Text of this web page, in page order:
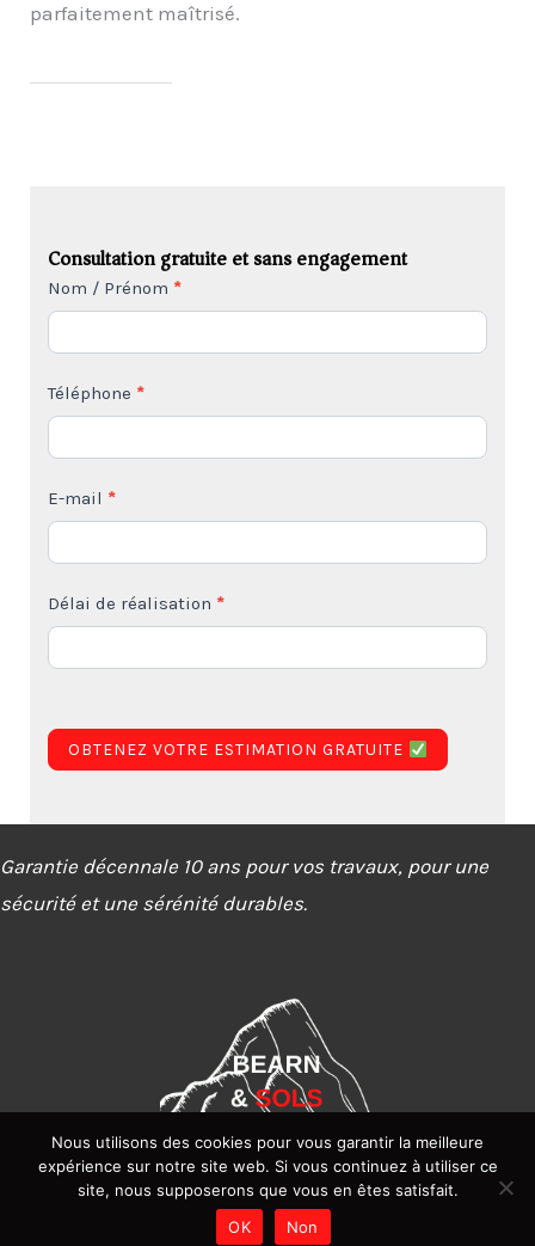
parfaitement maîtrisé.
Consultation gratuite et sans engagement
Formulaire
-
PAGE
Nom / Prénom *
Téléphone *
E-mail *
Délai de réalisation *
OBTENEZ VOTRE ESTIMATION GRATUITE
Garantie décennale 10 ans pour vos travaux, pour une
sécurité et une sérénité durables.
SARLU Bearn et sols – SIRET : 93887877400018 – Capital : 1 000 €
Copyright 2024 ©Réalisé par You Digital
Politique de confidentialité
Nous utilisons des cookies pour vous garantir la meilleure
expérience sur notre site web. Si vous continuez à utiliser ce
site, nous supposerons que vous en êtes satisfait.
OK
Non